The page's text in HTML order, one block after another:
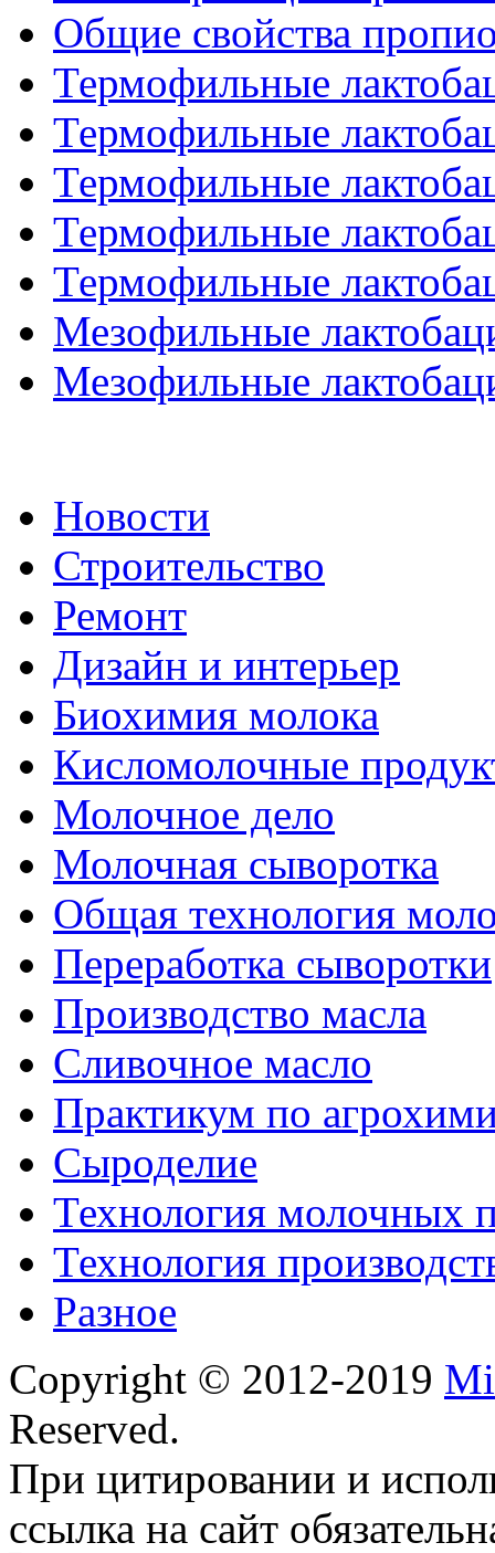
Общие свойства
Термофильные
Термофильные
Термофильные
Термофильные
Термофильные
Мезофильные
Мезофильные
Новости
Строительство
Ремонт
Дизайн и интерьер
Биохимия молока
Кисломолочные
Молочное дело
Молочная сыворотка
Общая технология
Переработка сыворотки
Производство масла
Сливочное масло
Практикум по
Сыроделие
Технология молочных
Технология
Разное
Copyright © 2012-2019
Reserved.
При цитировании и
ссылка на сайт